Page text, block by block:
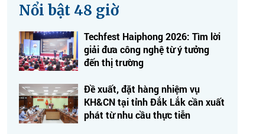
Nổi bật 48 giờ
Techfest Haiphong 2026: Tìm lời
giải đưa công nghệ từ ý tưởng
đến thị trường
Đề xuất, đặt hàng nhiệm vụ
KH&CN tại tỉnh Đắk Lắk cần xuất
phát từ nhu cầu thực tiễn